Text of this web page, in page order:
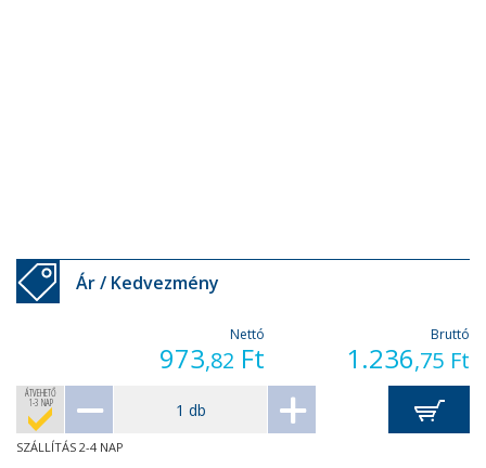
Ár / Kedvezmény
Nettó
973,82 Ft
Bruttó
1.236,75 Ft
ÁTVEHETŐ
1-3 NAP
SZÁLLÍTÁS 2-4 NAP